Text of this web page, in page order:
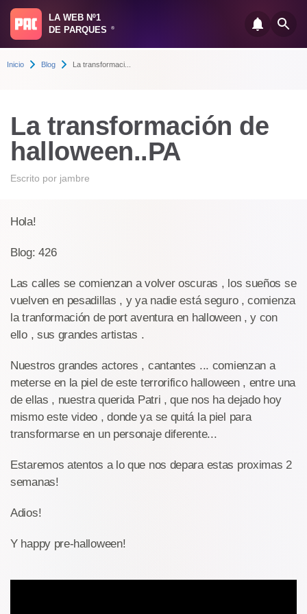
LA WEB Nº1
DE PARQUES
®
Inicio Blog La transformaci...
La transformación de
halloween..PA
Escrito por jambre
Hola!
Blog: 426
Las calles se comienzan a volver oscuras , los sueños se
vuelven en pesadillas , y ya nadie está seguro , comienza
la tranformación de port aventura en halloween , y con
ello , sus grandes artistas .
Nuestros grandes actores , cantantes ... comienzan a
meterse en la piel de este terrorifico halloween , entre una
de ellas , nuestra querida Patri , que nos ha dejado hoy
mismo este video , donde ya se quitá la piel para
transformarse en un personaje diferente...
Estaremos atentos a lo que nos depara estas proximas 2
semanas!
Adios!
Y happy pre-halloween!